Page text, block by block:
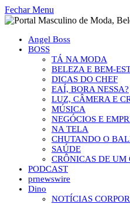
Fechar Menu
Angel Boss
BOSS
TÁ NA MODA
BELEZA E BEM-
DICAS DO CHEF
EAÍ, BORA NESSA?
LUZ, CÂMERA E
MÚSICA
NEGÓCIOS E
NA TELA
CHUTANDO O
SAÚDE
CRÔNICAS DE
PODCAST
prnewswire
Dino
NOTÍCIAS